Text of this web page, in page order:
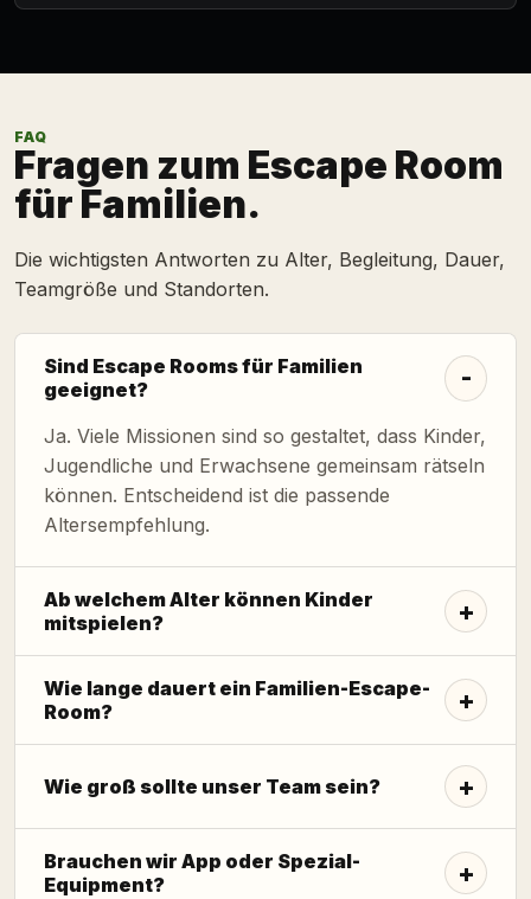
FAQ
Fragen zum Escape Room
für Familien.
Die wichtigsten Antworten zu Alter, Begleitung, Dauer,
Teamgröße und Standorten.
Sind Escape Rooms für Familien
geeignet?
Ja. Viele Missionen sind so gestaltet, dass Kinder,
Jugendliche und Erwachsene gemeinsam rätseln
können. Entscheidend ist die passende
Altersempfehlung.
Ab welchem Alter können Kinder
mitspielen?
Wie lange dauert ein Familien-Escape-
Room?
Wie groß sollte unser Team sein?
Brauchen wir App oder Spezial-
Equipment?